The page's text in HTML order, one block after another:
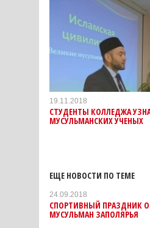
19.11.2018
СТУДЕНТЫ КОЛЛЕДЖА
МУСУЛЬМАНСКИХ УЧЕНЫХ
ЕЩЕ НОВОСТИ ПО ТЕМЕ
24.09.2018
СПОРТИВНЫЙ ПРАЗДНИК
МУСУЛЬМАН ЗАПОЛЯРЬЯ